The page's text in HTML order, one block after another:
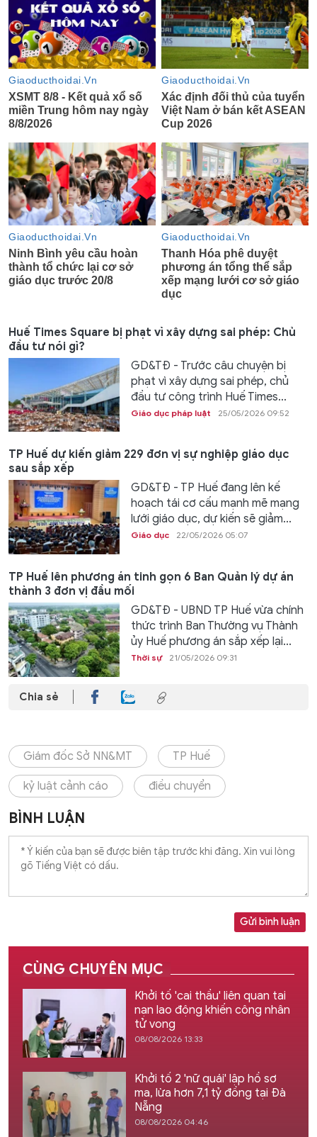
Huế Times Square bị phạt vì xây dựng sai phép: Chủ
đầu tư nói gì?
GD&TĐ - Trước câu chuyện bị
phạt vì xây dựng sai phép, chủ
đầu tư công trình Huế Times...
Giáo dục pháp luật 25/05/2026 09:52
TP Huế dự kiến giảm 229 đơn vị sự nghiệp giáo dục
sau sắp xếp
GD&TĐ - TP Huế đang lên kế
hoạch tái cơ cấu mạnh mẽ mạng
lưới giáo dục, dự kiến sẽ giảm...
Giáo dục 22/05/2026 05:07
TP Huế lên phương án tinh gọn 6 Ban Quản lý dự án
thành 3 đơn vị đầu mối
GD&TĐ - UBND TP Huế vừa chính
thức trình Ban Thường vụ Thành
ủy Huế phương án sắp xếp lại...
Thời sự 21/05/2026 09:31
Chia sẻ
Giám đốc Sở NN&MT TP Huế
kỷ luật cảnh cáo điều chuyển
BÌNH LUẬN
Gửi bình luận
CÙNG CHUYÊN MỤC
Khởi tố 'cai thầu' liên quan tai
nạn lao động khiến công nhân
tử vong
08/08/2026 13:33
Khởi tố 2 'nữ quái' lập hồ sơ
ma, lừa hơn 7,1 tỷ đồng tại Đà
Nẵng
08/08/2026 04:46